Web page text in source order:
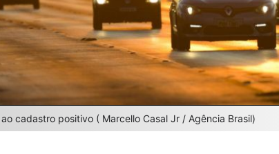
cadastro positivo ( Marcello Casal Jr / Agência Brasil)